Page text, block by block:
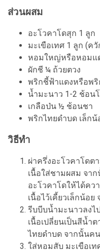
ส่วนผสม
อะโวคาโดสุก 1 ลูก
มะเขือเทศ 1 ลูก (ค
หอมใหญ่หรือหอมแ
ผักชี ¼ ถ้วยตวง
พริกชี้ฟ้าแดงหรือพ
น้ำมะนาว 1-2 ช้อน
เกลือป่น ½ ช้อนชา
พริกไทยดำบด เล็กน้
วิธีทำ
ผ่าครึ่งอะโวคาโดต
เนื้อใส่ชามผสม จา
อะโวคาโดให้ได้คว
เนื้อไว้เคี้ยวเล็กน้อ
รีบบีบน้ำมะนาวลงไ
เนื้อเปลี่ยนเป็นสีน้ำ
ไทยดำบด จากนั้นค
ใส่หอมสับ มะเขือเ